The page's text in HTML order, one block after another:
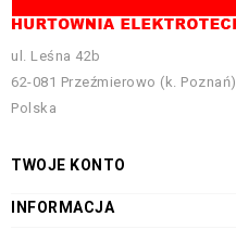
ul. Leśna 42b
62-081 Przeźmierowo (k. Poznań)
Polska
TWOJE KONTO
INFORMACJA